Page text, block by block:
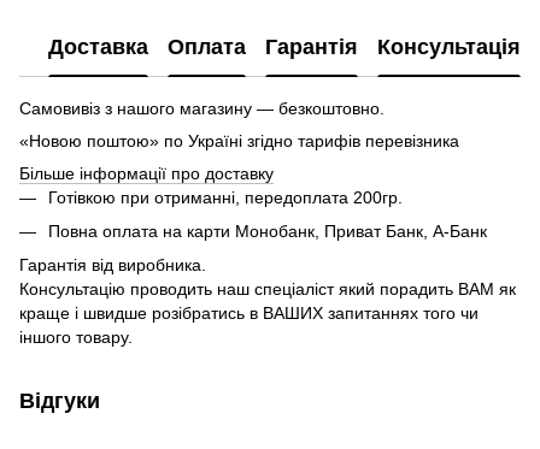
Доставка Оплата Гарантія Консультація
Самовивіз з нашого магазину — безкоштовно.
«Новою поштою» по Україні згідно тарифів перевізника
Більше інформації про доставку
Готівкою при отриманні, передоплата 200гр.
Повна оплата на карти Монобанк, Приват Банк, А-Банк
Гарантія від виробника.
Консультацію проводить наш спеціаліст який порадить ВАМ як
краще і швидше розібратись в ВАШИХ запитаннях того чи
іншого товару.
Відгуки